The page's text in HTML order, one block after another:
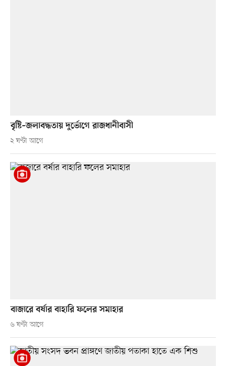
বৃষ্টি–জলাবদ্ধতায় দুর্ভোগে রাজধানীবাসী
২ ঘণ্টা আগে
বাজারে বর্ষার বাহারি ফলের সমাহার
৬ ঘণ্টা আগে